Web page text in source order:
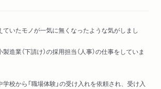
ていたモノが一気に無くなったような気がしまし
造業（下請け）の採用担当（人事）の仕事をしていま
校から「職場体験」の受け入れを依頼され、受け入